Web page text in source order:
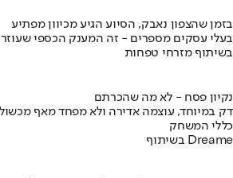
בזמן שהצפון נאבק, הסיוע הגיע מכיוון מפתיע
בעלי עסקים מספרים - זה המענק הכספי שעוזר
בשיתוף מזרחי טפחות
נקיון פסח - לא מה שהכרתם
דק במיוחד, עוצמה אדירה ולא מפחד מאף
כללי המשחק
בשיתוף Dreame